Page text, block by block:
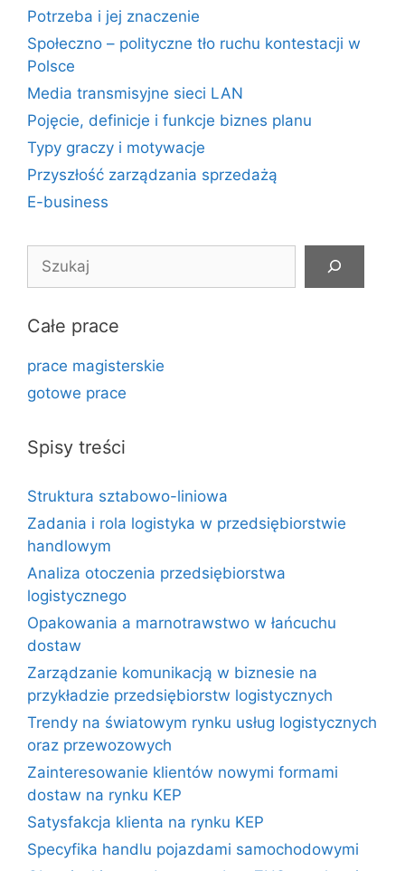
Potrzeba i jej znaczenie
Społeczno – polityczne tło ruchu kontestacji w
Polsce
Media transmisyjne sieci LAN
Pojęcie, definicje i funkcje biznes planu
Typy graczy i motywacje
Przyszłość zarządzania sprzedażą
E-business
Całe prace
prace magisterskie
gotowe prace
Spisy treści
Struktura sztabowo-liniowa
Zadania i rola logistyka w przedsiębiorstwie
handlowym
Analiza otoczenia przedsiębiorstwa
logistycznego
Opakowania a marnotrawstwo w łańcuchu
dostaw
Zarządzanie komunikacją w biznesie na
przykładzie przedsiębiorstw logistycznych
Trendy na światowym rynku usług logistycznych
oraz przewozowych
Zainteresowanie klientów nowymi formami
dostaw na rynku KEP
Satysfakcja klienta na rynku KEP
Specyfika handlu pojazdami samochodowymi